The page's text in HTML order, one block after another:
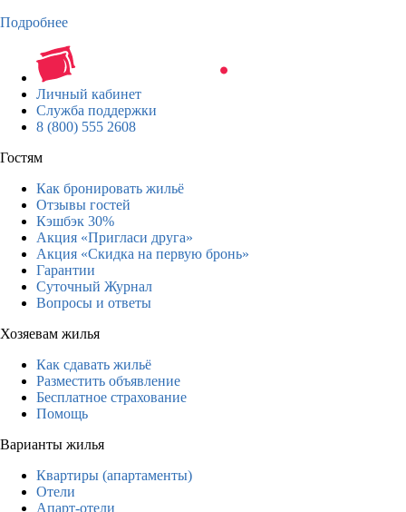
Подробнее
Личный кабинет
Служба поддержки
8 (800) 555 2608
Гостям
Как бронировать жильё
Отзывы гостей
Кэшбэк 30%
Акция «Пригласи друга»
Акция «Скидка на первую бронь»
Гарантии
Суточный Журнал
Вопросы и ответы
Хозяевам жилья
Как сдавать жильё
Разместить объявление
Бесплатное страхование
Помощь
Варианты жилья
Квартиры (апартаменты)
Отели
Апарт-отели